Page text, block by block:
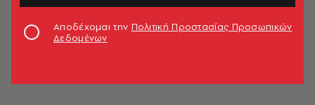
Αποδέχομαι την Πολιτική Προστασίας Προσωπικών
Δεδομένων